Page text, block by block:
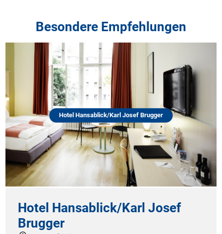
Besondere Empfehlungen
Hotel Hansablick/Karl Josef Brugger
Hotel Hansablick/Karl Josef
Brugger